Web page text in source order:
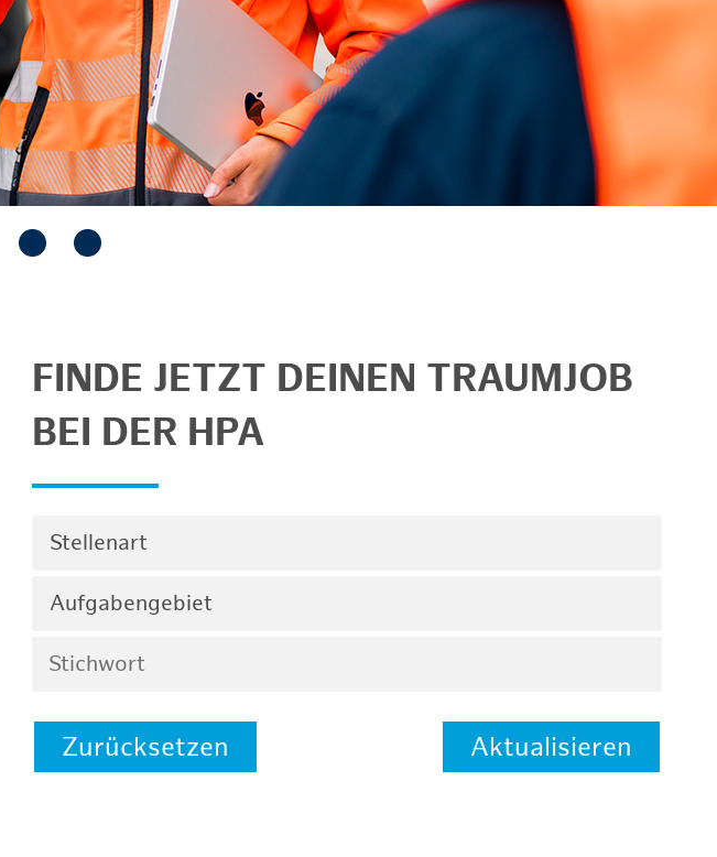
FINDE JETZT DEINEN TRAUMJOB
BEI DER HPA
Stellenart
Aufgabengebiet
Zurücksetzen Aktualisieren